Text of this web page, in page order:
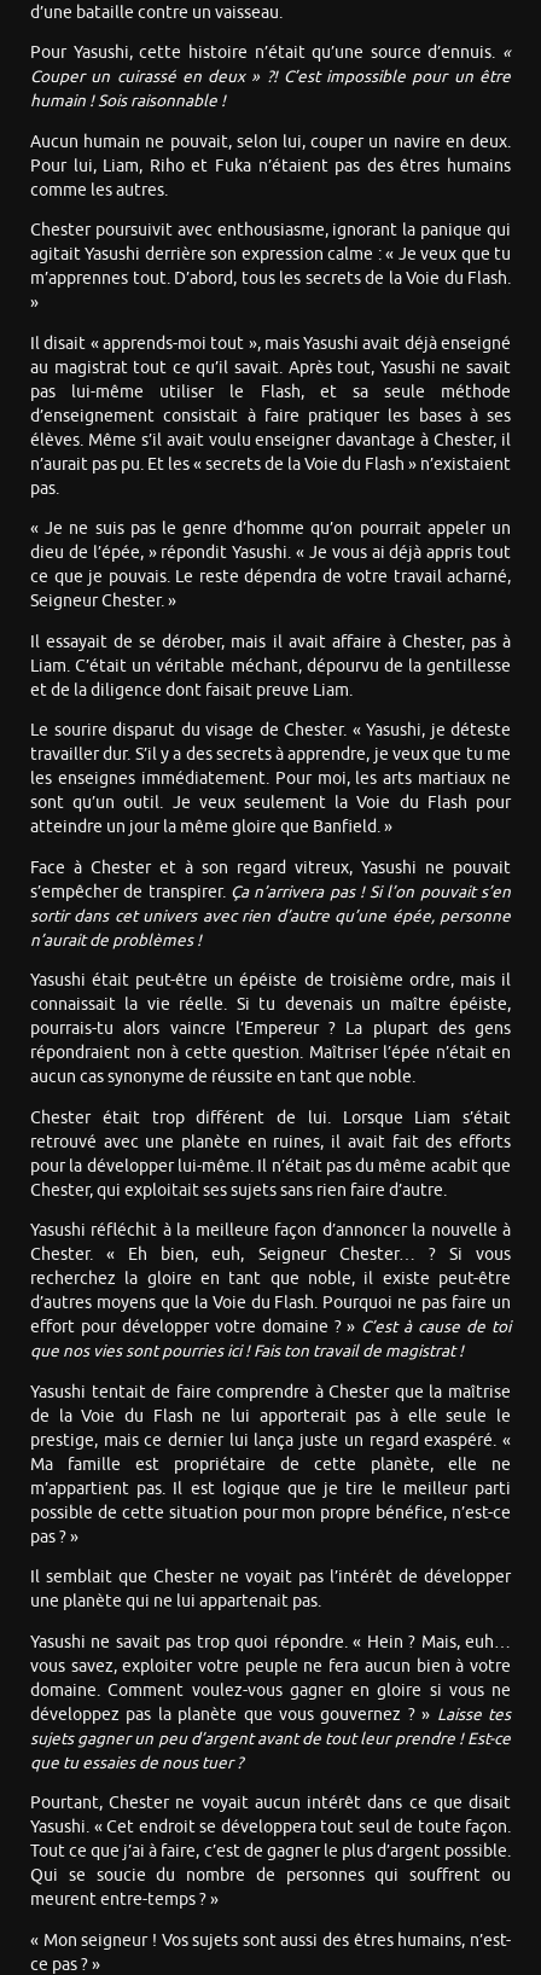
d’une bataille contre un vaisseau.
Pour Yasushi, cette histoire n’était qu’une source d’ennuis. «
Couper un cuirassé en deux » ?! C’est impossible pour un être
humain ! Sois raisonnable !
Aucun humain ne pouvait, selon lui, couper un navire en deux.
Pour lui, Liam, Riho et Fuka n’étaient pas des êtres humains
comme les autres.
Chester poursuivit avec enthousiasme, ignorant la panique qui
agitait Yasushi derrière son expression calme : « Je veux que tu
m’apprennes tout. D’abord, tous les secrets de la Voie du Flash.
»
Il disait « apprends-moi tout », mais Yasushi avait déjà enseigné
au magistrat tout ce qu’il savait. Après tout, Yasushi ne savait
pas lui-même utiliser le Flash, et sa seule méthode
d’enseignement consistait à faire pratiquer les bases à ses
élèves. Même s’il avait voulu enseigner davantage à Chester, il
n’aurait pas pu. Et les « secrets de la Voie du Flash » n’existaient
pas.
« Je ne suis pas le genre d’homme qu’on pourrait appeler un
dieu de l’épée, » répondit Yasushi. « Je vous ai déjà appris tout
ce que je pouvais. Le reste dépendra de votre travail acharné,
Seigneur Chester. »
Il essayait de se dérober, mais il avait affaire à Chester, pas à
Liam. C’était un véritable méchant, dépourvu de la gentillesse
et de la diligence dont faisait preuve Liam.
Le sourire disparut du visage de Chester. « Yasushi, je déteste
travailler dur. S’il y a des secrets à apprendre, je veux que tu me
les enseignes immédiatement. Pour moi, les arts martiaux ne
sont qu’un outil. Je veux seulement la Voie du Flash pour
atteindre un jour la même gloire que Banfield. »
Face à Chester et à son regard vitreux, Yasushi ne pouvait
s’empêcher de transpirer. Ça n’arrivera pas ! Si l’on pouvait s’en
sortir dans cet univers avec rien d’autre qu’une épée, personne
n’aurait de problèmes !
Yasushi était peut-être un épéiste de troisième ordre, mais il
connaissait la vie réelle. Si tu devenais un maître épéiste,
pourrais-tu alors vaincre l’Empereur ? La plupart des gens
répondraient non à cette question. Maîtriser l’épée n’était en
aucun cas synonyme de réussite en tant que noble.
Chester était trop différent de lui. Lorsque Liam s’était
retrouvé avec une planète en ruines, il avait fait des efforts
pour la développer lui-même. Il n’était pas du même acabit que
Chester, qui exploitait ses sujets sans rien faire d’autre.
Yasushi réfléchit à la meilleure façon d’annoncer la nouvelle à
Chester. « Eh bien, euh, Seigneur Chester… ? Si vous
recherchez la gloire en tant que noble, il existe peut-être
d’autres moyens que la Voie du Flash. Pourquoi ne pas faire un
effort pour développer votre domaine ? » C’est à cause de toi
que nos vies sont pourries ici ! Fais ton travail de magistrat !
Yasushi tentait de faire comprendre à Chester que la maîtrise
de la Voie du Flash ne lui apporterait pas à elle seule le
prestige, mais ce dernier lui lança juste un regard exaspéré. «
Ma famille est propriétaire de cette planète, elle ne
m’appartient pas. Il est logique que je tire le meilleur parti
possible de cette situation pour mon propre bénéfice, n’est-ce
pas ? »
Il semblait que Chester ne voyait pas l’intérêt de développer
une planète qui ne lui appartenait pas.
Yasushi ne savait pas trop quoi répondre. « Hein ? Mais, euh…
vous savez, exploiter votre peuple ne fera aucun bien à votre
domaine. Comment voulez-vous gagner en gloire si vous ne
développez pas la planète que vous gouvernez ? » Laisse tes
sujets gagner un peu d’argent avant de tout leur prendre ! Est-ce
que tu essaies de nous tuer ?
Pourtant, Chester ne voyait aucun intérêt dans ce que disait
Yasushi. « Cet endroit se développera tout seul de toute façon.
Tout ce que j’ai à faire, c’est de gagner le plus d’argent possible.
Qui se soucie du nombre de personnes qui souffrent ou
meurent entre-temps ? »
« Mon seigneur ! Vos sujets sont aussi des êtres humains, n’est-
ce pas ? »